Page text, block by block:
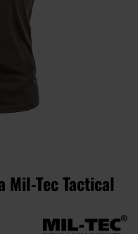
Mil-Tec Tactical